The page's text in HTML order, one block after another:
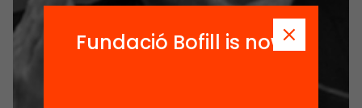
Fundació Bofill is now